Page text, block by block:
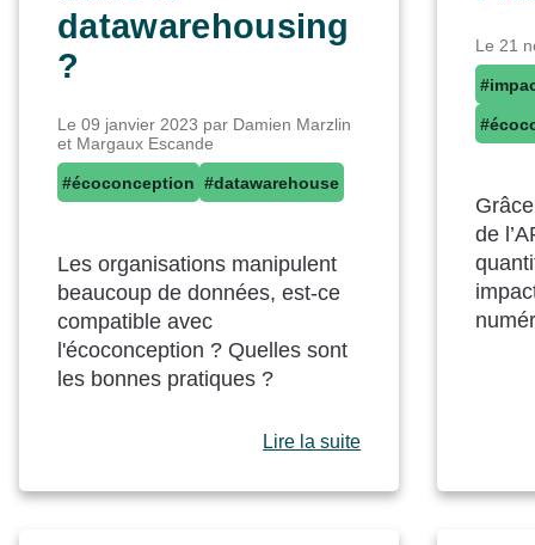
datawarehousing
?
Le 09 janvier 2023 par Damien Marzlin
et Margaux Escande
#écoconception #datawarehouse
Les organisations manipulent
beaucoup de données, est-ce
compatible avec
l'écoconception ? Quelles sont
les bonnes pratiques ?
Lire la suite
Le 21
de